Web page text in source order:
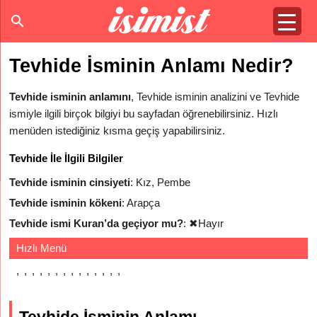
Tevhide İsminin Anlamı Nedir?
Tevhide isminin anlamını, Tevhide isminin analizini ve Tevhide
ismiyle ilgili birçok bilgiyi bu sayfadan öğrenebilirsiniz. Hızlı
menüden istediğiniz kısma geçiş yapabilirsiniz.
Tevhide İle İlgili Bilgiler
Tevhide isminin cinsiyeti: Kız, Pembe
Tevhide isminin kökeni: Arapça
Tevhide ismi Kuran’da geçiyor mu?: ✖Hayır
Hızlı Menü